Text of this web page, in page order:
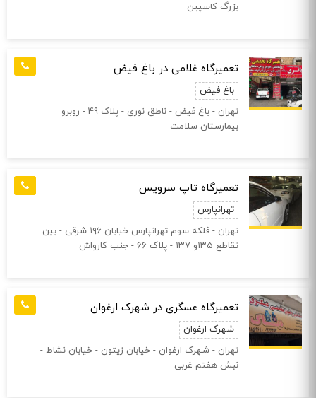
بزرگ کاسپین
تعمیرگاه غلامی در باغ فیض
باغ فیض
تهران - باغ فیض - ناطق نوری - پلاک 49 - روبرو
بیمارستان سلامت
تعمیرگاه تاپ سرویس
تهرانپارس
تهران - فلکه سوم تهرانپارس خیابان ۱۹۶ شرقی - بین
تقاطع ۱۳۵و ۱۳۷ - پلاک ۶۶ - جنب کارواش
تعمیرگاه عسگری در شهرک ارغوان
شهرک ارغوان
تهران - شهرک ارغوان - خیابان زیتون - خیابان نشاط -
نبش هفتم غربی